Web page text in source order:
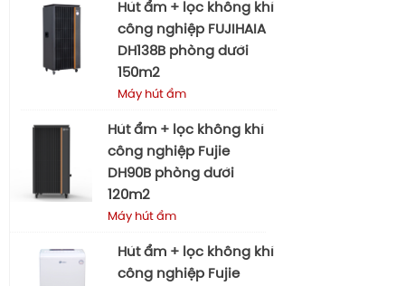
Hút ẩm + lọc không khí
công nghiệp FUJIHAIA
DH138B phòng dưới
150m2
Máy hút ẩm
Hút ẩm + lọc không khí
công nghiệp Fujie
DH90B phòng dưới
120m2
Máy hút ẩm
Hút ẩm + lọc không khí
công nghiệp Fujie